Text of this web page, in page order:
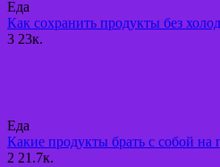
Еда
Как сохранить продукты без
3 23к.
Еда
Какие продукты брать с собой на
2 21.7к.